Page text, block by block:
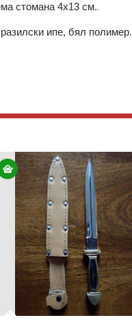
стомана 4х13 см..
ипе, бял полимер.